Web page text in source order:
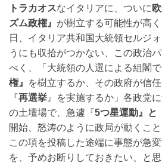
トラカオスなイタリアに、ついに
ズム政権』 が樹立する可能性が高
日、イタリア共和国大統領セルジ
うにも収拾がつかない、この政治
べく、「大統領の人選による組閣で
権』
を樹立するか、その政府が信
『再選挙 』を実施するか」各政党
の土壇場で、急遽『5つ星運動』と
開始、怒涛のように政局が動くこ
この項を投稿した途端に事態が急
を、予めお断りしておきたい、と